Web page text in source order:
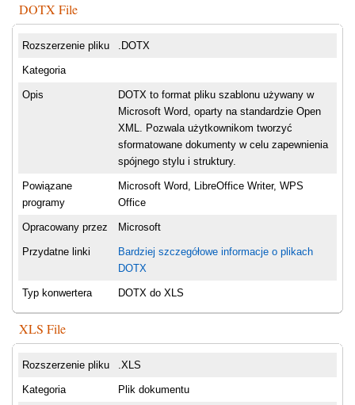
DOTX File
Rozszerzenie pliku .DOTX
Kategoria
Opis
DOTX to format pliku szablonu używany w
Microsoft Word, oparty na standardzie Open
XML. Pozwala użytkownikom tworzyć
sformatowane dokumenty w celu zapewnienia
spójnego stylu i struktury.
Powiązane
programy
Microsoft Word, LibreOffice Writer, WPS
Office
Opracowany przez Microsoft
Przydatne linki
Bardziej szczegółowe informacje o plikach
DOTX
Typ konwertera DOTX do XLS
XLS File
Rozszerzenie pliku .XLS
Kategoria Plik dokumentu